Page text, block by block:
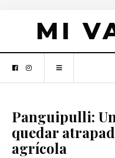
MI
Panguipulli:
quedar
agrícola